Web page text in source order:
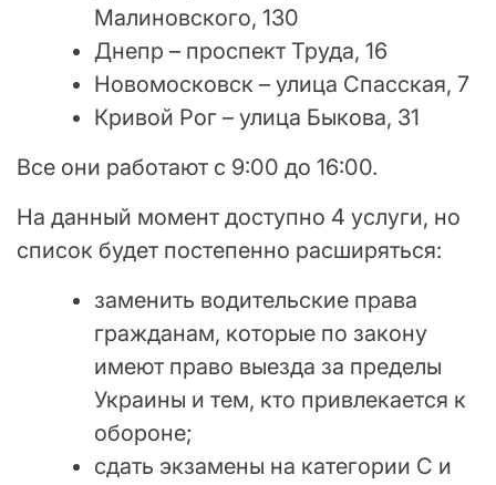
Малиновского, 130
Днепр – проспект Труда, 16
Новомосковск – улица Спасская, 7
Кривой Рог – улица Быкова, 31
Все они работают с 9:00 до 16:00.
На данный момент доступно 4 услуги, но
список будет постепенно расширяться:
заменить водительские права
гражданам, которые по закону
имеют право выезда за пределы
Украины и тем, кто привлекается к
обороне;
сдать экзамены на категории С и